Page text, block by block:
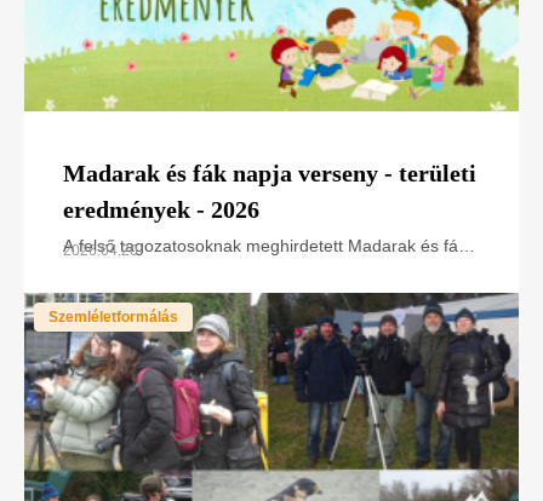
Madarak és fák napja verseny - területi
eredmények - 2026
A felső tagozatosoknak meghirdetett Madarak és fák
tanulója jelentkezett. A területi fordulókat
2026.04.20
Szemléletformálás